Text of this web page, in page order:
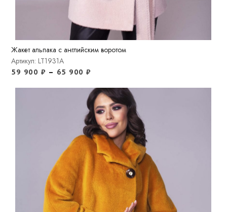
Жакет альпака с английским воротом
Артикул: LT1931A
59 900 ₽ – 65 900₽